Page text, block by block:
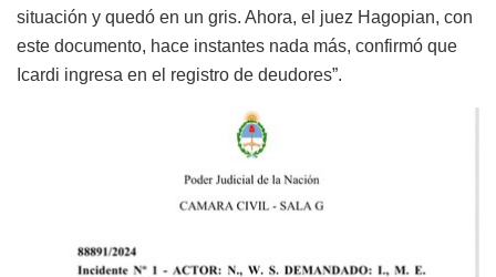
situación y quedó en un gris. Ahora, el juez Hagopian, con
este documento, hace instantes nada más, confirmó que
Icardi ingresa en el registro de deudores”.